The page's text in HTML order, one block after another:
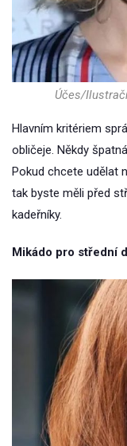
Účes/
Hlavním kritériem
obličeje. Někdy
Pokud chcete udělat
tak byste měli před
kadeřníky.
Mikádo pro střední